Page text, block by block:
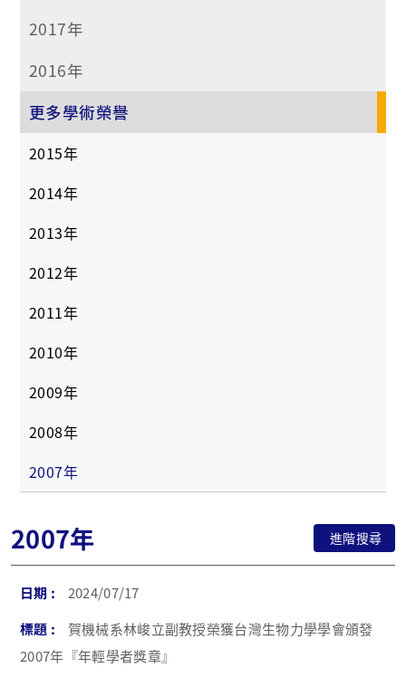
2017年
2016年
更多學術榮譽
2015年
2014年
2013年
2012年
2011年
2010年
2009年
2008年
2007年
2007年 進階搜尋
2024/07/17
賀機械系林峻立副教授榮獲台灣生物力學學會頒發
2007年『年輕學者獎章』